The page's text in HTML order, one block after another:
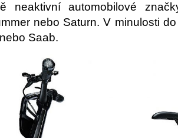
neaktivní automobilové
nebo Saturn. V minulosti
Saab.